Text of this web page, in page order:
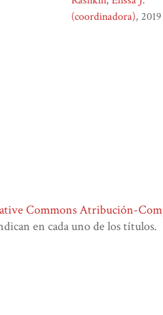
(coordinadora) 2019
Commons Atribución-
en cada uno de los títulos.